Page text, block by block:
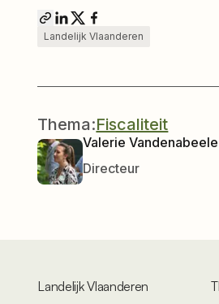
Landelijk Vlaanderen
Valerie Vandenabeele
Directeur
Thema:Fiscaliteit
Landelijk Vlaanderen